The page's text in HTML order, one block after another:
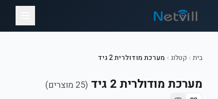
בית קטלוג מערכת מודולרית 2 גיד
מערכת מודולרית 2 גיד (
25 מוצרים)